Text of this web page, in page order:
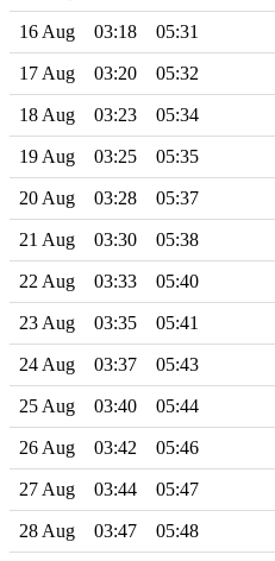
16 Aug 03:18 05:31
17 Aug 03:20 05:32
18 Aug 03:23 05:34
19 Aug 03:25 05:35
20 Aug 03:28 05:37
21 Aug 03:30 05:38
22 Aug 03:33 05:40
23 Aug 03:35 05:41
24 Aug 03:37 05:43
25 Aug 03:40 05:44
26 Aug 03:42 05:46
27 Aug 03:44 05:47
28 Aug 03:47 05:48